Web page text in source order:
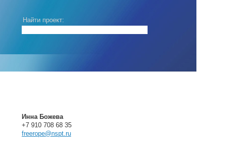
Найти проект:
Инна Божева
+7 910 708 68 35
freerope@nspt.ru